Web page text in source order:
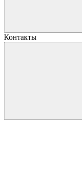
Контакты